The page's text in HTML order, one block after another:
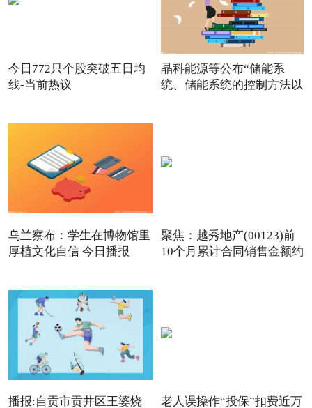
今日772只个股突破五日均
线-当前热议
晶科能源等公布“储能系
统、储能系统的控制方法以
乌兰察布：学生在博物馆里
厚植文化自信 今日播报
聚焦：越秀地产(00123)前
10个月累计合同销售金额约
播报:自贡市贡井区王婆烧 老人误操作“投保”扣费近万